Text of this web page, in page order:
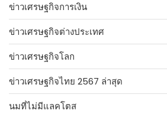
ข่าวเศรษฐกิจการเงิน
ข่าวเศรษฐกิจต่างประเทศ
ข่าวเศรษฐกิจโลก
ข่าวเศรษฐกิจไทย 2567 ล่าสุด
นมที่ไม่มีแลคโตส